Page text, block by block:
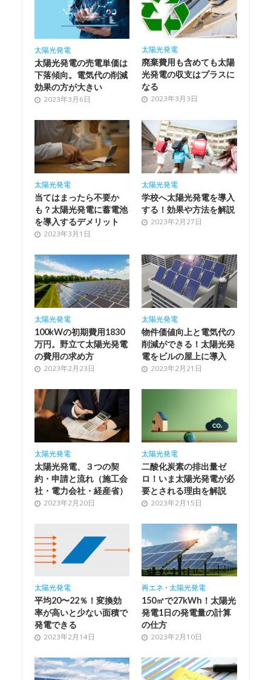
太陽光発電
太陽光発電の売電単価は
下落傾向。電気代の削減
効果の方が大きい
2023年3月6日
太陽光発電
廃棄費用も含めても太陽
光発電の収支はプラスに
なる
2023年3月3日
太陽光発電
当てはまったら不要か
も？太陽光発電に蓄電池
を導入するデメリット
2023年3月1日
太陽光発電
学校へ太陽光発電を導入
する！効果や方法を解説
2023年2月27日
太陽光発電
100kWの初期費用1830
万円。野立て太陽光発電
の費用の求め方
2023年2月23日
太陽光発電
物件価値向上と電気代の
削減ができる！太陽光発
電をビルの屋上に導入
2023年2月21日
太陽光発電
太陽光発電、３つの契
約・申請と流れ（施工会
社・電力会社・経産省）
2023年2月20日
太陽光発電
二酸化炭素の排出量ゼ
ロ！いま太陽光発電が必
要とされる理由を解説
2023年2月15日
太陽光発電
平均20〜22％！変換効
率が高いと少ない面積で
発電できる
2023年2月14日
再エネ • 太陽光発電
150㎡で27kWh！太陽光
発電1日の発電量の計算
の仕方
2023年2月10日